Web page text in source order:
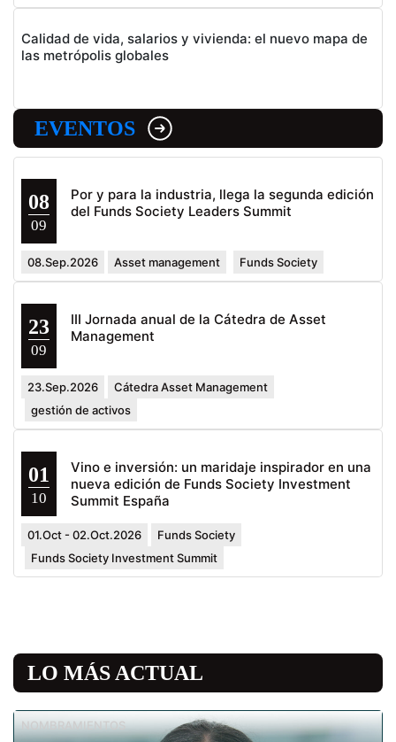
Calidad de vida, salarios y vivienda: el nuevo mapa de
las metrópolis globales
EVENTOS
08
09
Por y para la industria, llega la segunda edición
del Funds Society Leaders Summit
08.Sep.2026 Asset management Funds Society
23
09
III Jornada anual de la Cátedra de Asset
Management
23.Sep.2026
Cátedra Asset Management
gestión de activos
01
10
Vino e inversión: un maridaje inspirador en una
nueva edición de Funds Society Investment
Summit España
01.Oct - 02.Oct.2026
Funds Society
Funds Society Investment Summit
LO MÁS ACTUAL
NOMBRAMIENTOS